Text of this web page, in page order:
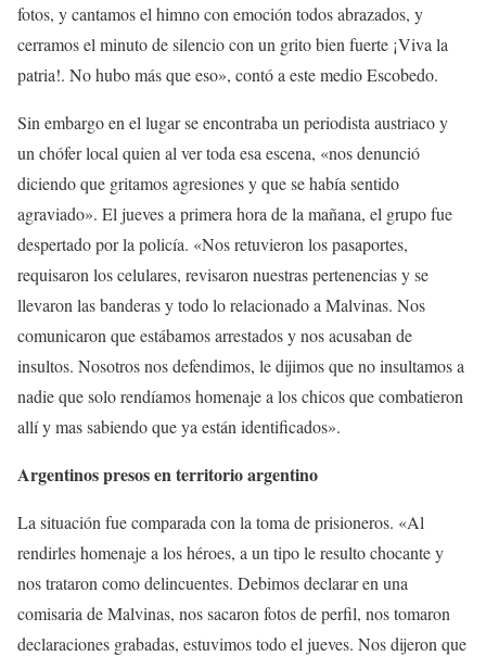
fotos, y cantamos el himno con emoción todos abrazados, y
cerramos el minuto de silencio con un grito bien fuerte ¡Viva la
patria!. No hubo más que eso», contó a este medio Escobedo.
Sin embargo en el lugar se encontraba un periodista austriaco y
un chófer local quien al ver toda esa escena, «nos denunció
diciendo que gritamos agresiones y que se había sentido
agraviado». El jueves a primera hora de la mañana, el grupo fue
despertado por la policía. «Nos retuvieron los pasaportes,
requisaron los celulares, revisaron nuestras pertenencias y se
llevaron las banderas y todo lo relacionado a Malvinas. Nos
comunicaron que estábamos arrestados y nos acusaban de
insultos. Nosotros nos defendimos, le dijimos que no insultamos a
nadie que solo rendíamos homenaje a los chicos que combatieron
allí y mas sabiendo que ya están identificados».
Argentinos presos en territorio argentino
La situación fue comparada con la toma de prisioneros. «Al
rendirles homenaje a los héroes, a un tipo le resulto chocante y
nos trataron como delincuentes. Debimos declarar en una
comisaria de Malvinas, nos sacaron fotos de perfil, nos tomaron
declaraciones grabadas, estuvimos todo el jueves. Nos dijeron que